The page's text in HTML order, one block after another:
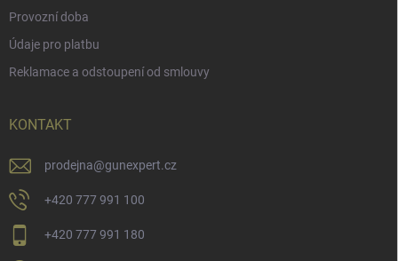
Provozní doba
Údaje pro platbu
Reklamace a odstoupení od smlouvy
KONTAKT
prodejna@gunexpert.cz
+420 777 991 100
+420 777 991 180